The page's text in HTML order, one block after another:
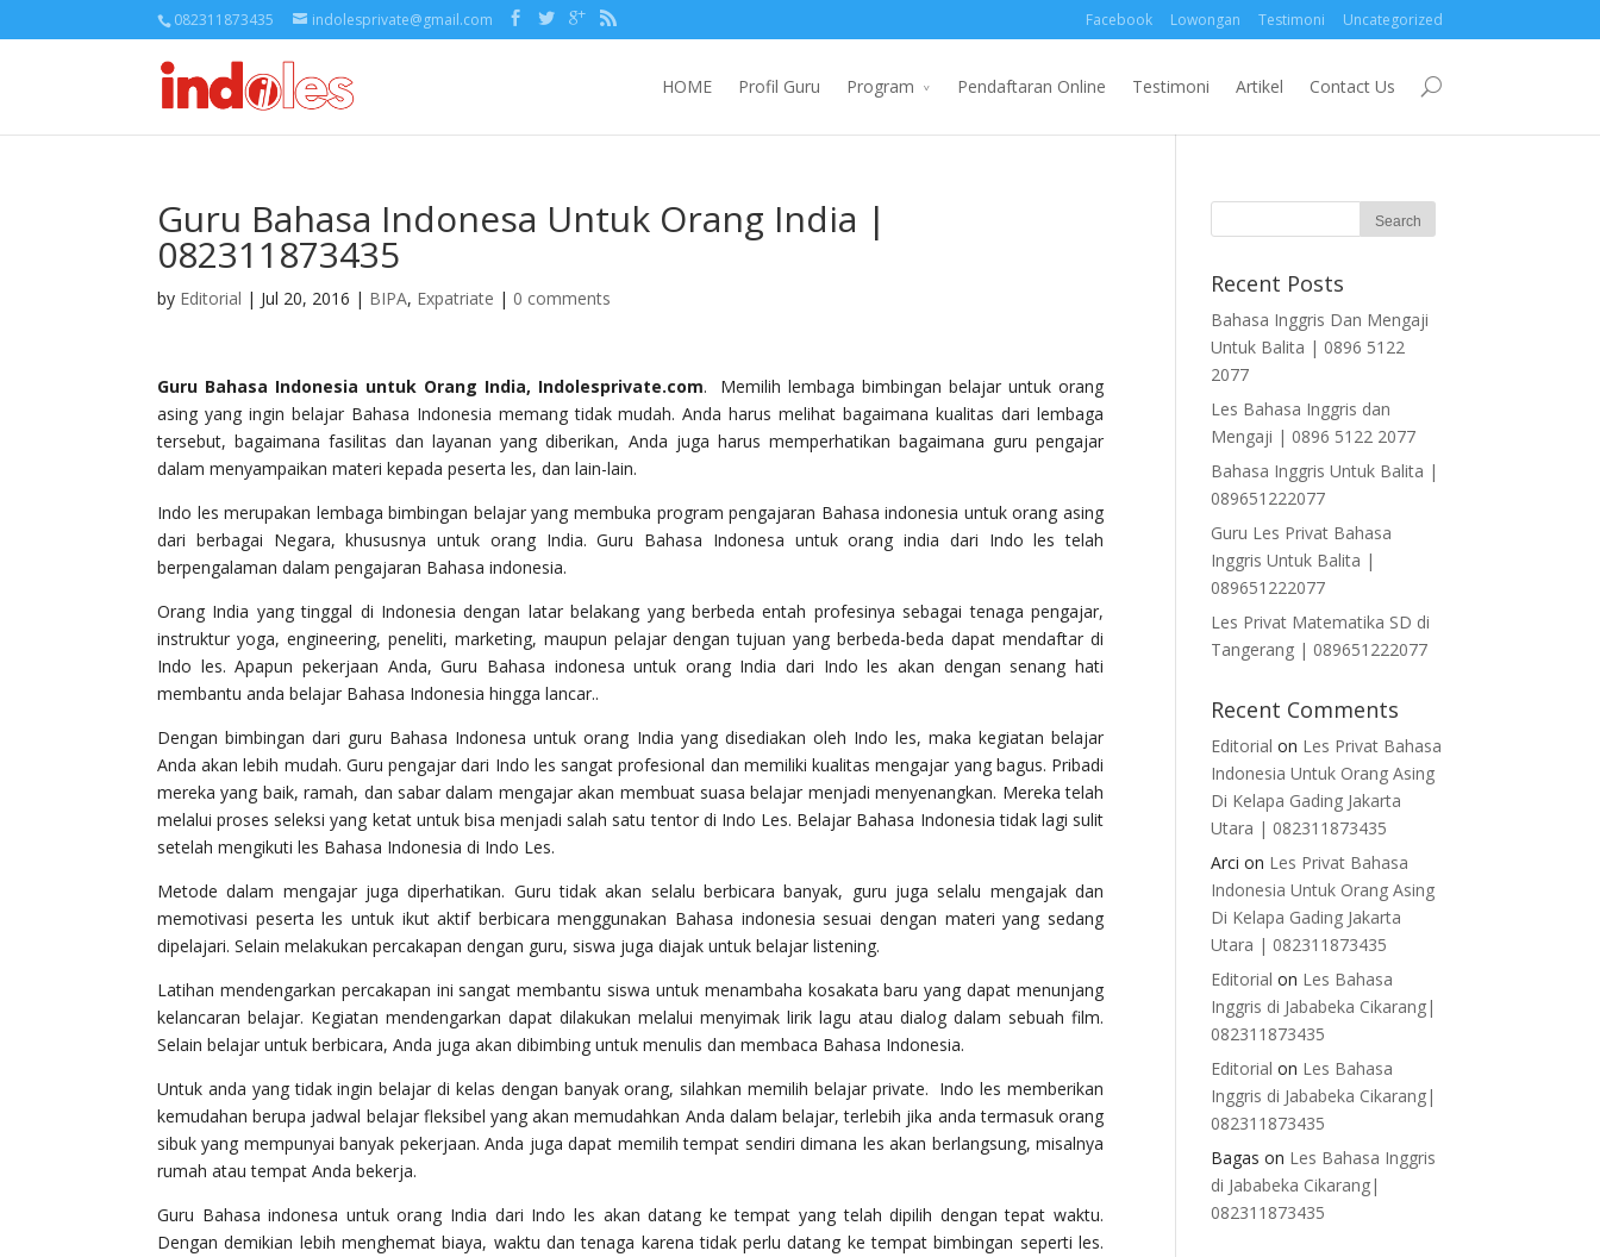
082311873435 indolesprivate@gmail.com Facebook Lowongan Testimoni Uncategorized
HOME Profil Guru Program Pendaftaran Online Testimoni Artikel Contact Us
Guru Bahasa Indonesa Untuk Orang India |
082311873435
by Editorial | Jul 20, 2016 | BIPA, Expatriate | 0 comments
Guru Bahasa Indonesia untuk Orang India, Indolesprivate.com. Memilih lembaga bimbingan belajar untuk orang
asing yang ingin belajar Bahasa Indonesia memang tidak mudah. Anda harus melihat bagaimana kualitas dari lembaga
tersebut, bagaimana fasilitas dan layanan yang diberikan, Anda juga harus memperhatikan bagaimana guru pengajar
dalam menyampaikan materi kepada peserta les, dan lain-lain.
Indo les merupakan lembaga bimbingan belajar yang membuka program pengajaran Bahasa indonesia untuk orang asing
dari berbagai Negara, khususnya untuk orang India. Guru Bahasa Indonesa untuk orang india dari Indo les telah
berpengalaman dalam pengajaran Bahasa indonesia.
Orang India yang tinggal di Indonesia dengan latar belakang yang berbeda entah profesinya sebagai tenaga pengajar,
instruktur yoga, engineering, peneliti, marketing, maupun pelajar dengan tujuan yang berbeda-beda dapat mendaftar di
Indo les. Apapun pekerjaan Anda, Guru Bahasa indonesa untuk orang India dari Indo les akan dengan senang hati
membantu anda belajar Bahasa Indonesia hingga lancar..
Dengan bimbingan dari guru Bahasa Indonesa untuk orang India yang disediakan oleh Indo les, maka kegiatan belajar
Anda akan lebih mudah. Guru pengajar dari Indo les sangat profesional dan memiliki kualitas mengajar yang bagus. Pribadi
mereka yang baik, ramah, dan sabar dalam mengajar akan membuat suasa belajar menjadi menyenangkan. Mereka telah
melalui proses seleksi yang ketat untuk bisa menjadi salah satu tentor di Indo Les. Belajar Bahasa Indonesia tidak lagi sulit
setelah mengikuti les Bahasa Indonesia di Indo Les.
Metode dalam mengajar juga diperhatikan. Guru tidak akan selalu berbicara banyak, guru juga selalu mengajak dan
memotivasi peserta les untuk ikut aktif berbicara menggunakan Bahasa indonesia sesuai dengan materi yang sedang
dipelajari. Selain melakukan percakapan dengan guru, siswa juga diajak untuk belajar listening.
Latihan mendengarkan percakapan ini sangat membantu siswa untuk menambaha kosakata baru yang dapat menunjang
kelancaran belajar. Kegiatan mendengarkan dapat dilakukan melalui menyimak lirik lagu atau dialog dalam sebuah film.
Selain belajar untuk berbicara, Anda juga akan dibimbing untuk menulis dan membaca Bahasa Indonesia.
Untuk anda yang tidak ingin belajar di kelas dengan banyak orang, silahkan memilih belajar private. Indo les memberikan
kemudahan berupa jadwal belajar fleksibel yang akan memudahkan Anda dalam belajar, terlebih jika anda termasuk orang
sibuk yang mempunyai banyak pekerjaan. Anda juga dapat memilih tempat sendiri dimana les akan berlangsung, misalnya
rumah atau tempat Anda bekerja.
Guru Bahasa indonesa untuk orang India dari Indo les akan datang ke tempat yang telah dipilih dengan tepat waktu.
Dengan demikian lebih menghemat biaya, waktu dan tenaga karena tidak perlu datang ke tempat bimbingan seperti les.
Recent Posts
Bahasa Inggris Dan Mengaji
Untuk Balita | 0896 5122
2077
Les Bahasa Inggris dan
Mengaji | 0896 5122 2077
Bahasa Inggris Untuk Balita |
089651222077
Guru Les Privat Bahasa
Inggris Untuk Balita |
089651222077
Les Privat Matematika SD di
Tangerang | 089651222077
Recent Comments
Editorial on Les Privat Bahasa
Indonesia Untuk Orang Asing
Di Kelapa Gading Jakarta
Utara | 082311873435
Arci on Les Privat Bahasa
Indonesia Untuk Orang Asing
Di Kelapa Gading Jakarta
Utara | 082311873435
Editorial on Les Bahasa
Inggris di Jababeka Cikarang|
082311873435
Editorial on Les Bahasa
Inggris di Jababeka Cikarang|
082311873435
Bagas on Les Bahasa Inggris
di Jababeka Cikarang|
082311873435